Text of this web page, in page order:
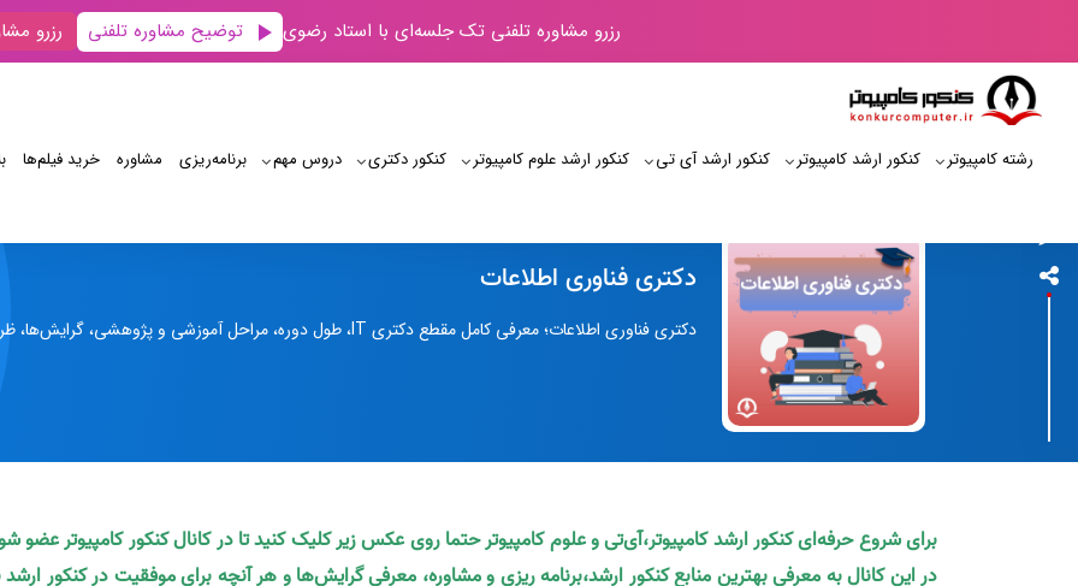
رزرو مشاوره تلفنی تک جلسه‌ای با استاد رضوی توضیح مشاوره تلفنی رزرو
رشته کامپیوتر کنکور ارشد کامپیوتر کنکور ارشد آی‌ تی کنکور ارشد علوم کامپیوتر کنکور دکتری دروس مهم برنامه‌‌ریزی مشاوره خرید فیلم‌ها
دکتری فناوری اطلاعات
دکتری فناوری اطلاعات؛ معرفی کامل مقطع دکتری IT، طول دوره، مراحل آموزشی و پژوهشی، گرایش‌ها، ظرفیت پذیرش و منابع آزمون دکتری فناوری اطلاعات.
برای شروع حرفه‌ای کنکور ارشد کامپیوتر،آی‌تی و علوم کامپیوتر حتما روی عکس زیر کلیک کنید تا در کانال کنکور کامپیوتر عضو
در این کانال به معرفی بهترین منابع کنکور ارشد،برنامه ریزی و مشاوره، معرفی گرایش‌ها و هر آنچه برای موفقیت در کنکور ارشد